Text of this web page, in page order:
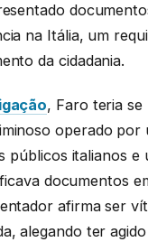
na Itália, um
da cidadania.
, Faro teria se
operado por
públicos italianos e
documentos
afirma ser
alegando ter